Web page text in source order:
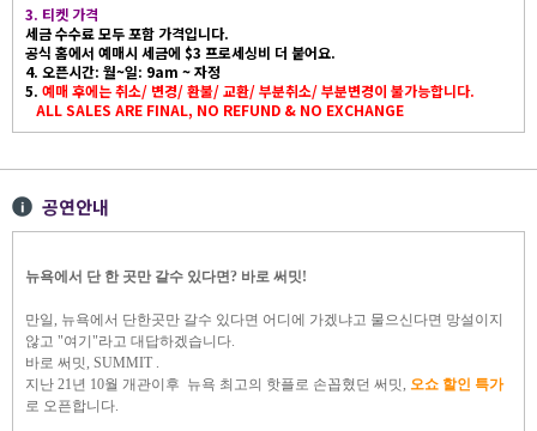
3. 티켓 가격
세금 수수료 모두 포함 가격입니다.
공식 홈에서 예매시 세금에 $3 프로세싱비 더 붙어요.
4. 오픈시간: 월~일: 9am ~ 자정
5. 예매 후에는 취소/ 변경/ 환불/ 교환/ 부분취소/ 부분변경이 불가능합니다.
ALL SALES ARE FINAL, NO REFUND & NO EXCHANGE
공연안내
뉴욕에서 단 한 곳만 갈수 있다면? 바로 써밋!
만일, 뉴욕에서 단한곳만 갈수 있다면 어디에 가겠냐고 물으신다면 망설이지
않고 "여기"라고 대답하겠습니다.
바로 써밋, SUMMIT .
지난 21년 10월 개관이후 뉴욕 최고의 핫플로 손꼽혔던 써밋, 오쇼 할인 특가
로 오픈합니다.